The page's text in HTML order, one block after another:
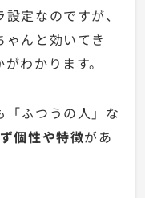
定なのですが、
んと効いてき
わかります。
ふつうの人」な
個性や特徴があ